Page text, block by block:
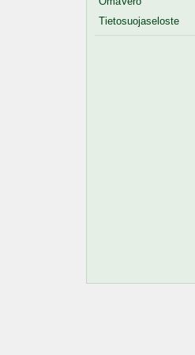
Tietosuojaseloste